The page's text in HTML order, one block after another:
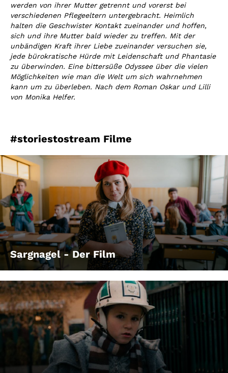
werden von ihrer Mutter getrennt und vorerst bei
verschiedenen Pflegeeltern untergebracht. Heimlich
halten die Geschwister Kontakt zueinander und hoffen,
sich und ihre Mutter bald wieder zu treffen. Mit der
unbändigen Kraft ihrer Liebe zueinander versuchen sie,
jede bürokratische Hürde mit Leidenschaft und Phantasie
zu überwinden. Eine bittersüße Odyssee über die vielen
Möglichkeiten wie man die Welt um sich wahrnehmen
kann um zu überleben. Nach dem Roman Oskar und Lilli
von Monika Helfer.
#storiestostream Filme
Sargnagel - Der Film